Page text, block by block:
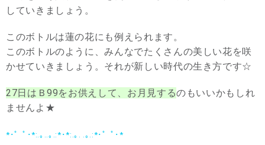
していきましょう。
このボトルは蓮の花にも例えられます。
このボトルのように、みんなでたくさんの美しい花を咲
かせていきましょう。それが新しい時代の生き方です☆
27日はＢ99をお供えして、お月見するのもいいかもしれ
ませんよ★
*･゜ﾟ･*:.｡..｡.:*･*:.｡. .｡.:*･゜ﾟ･*